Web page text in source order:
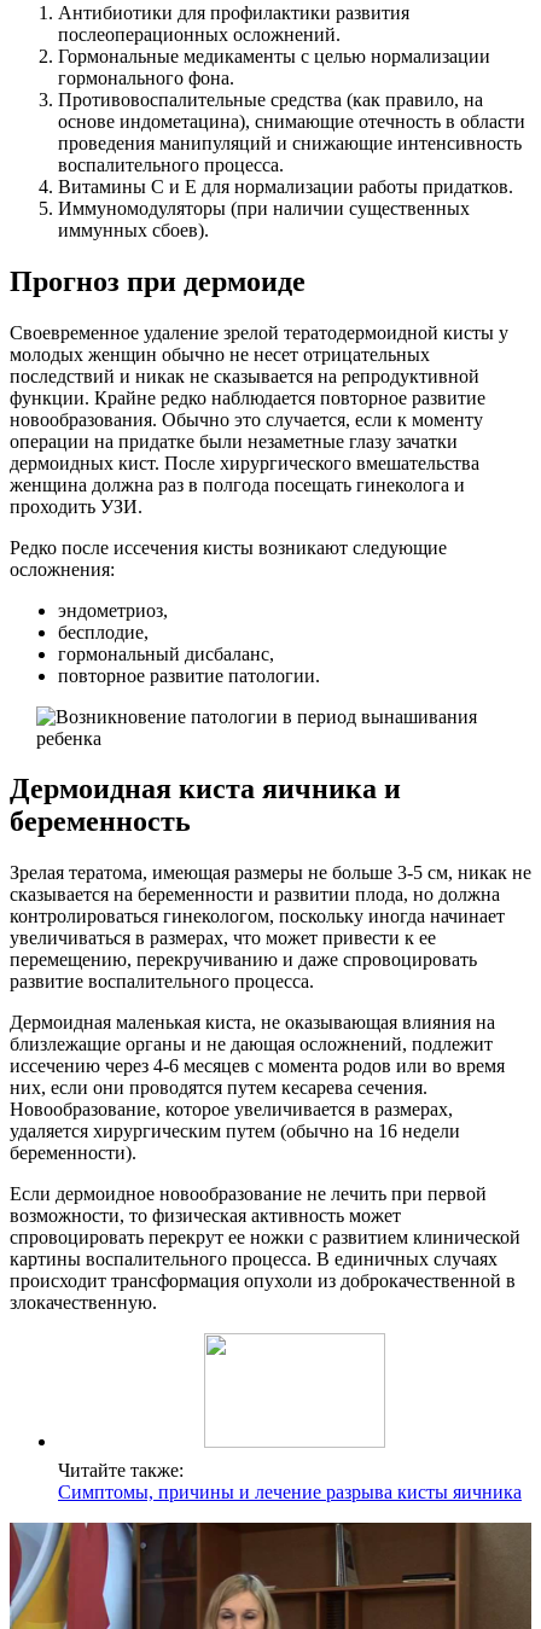
Антибиотики для профилактики развития
послеоперационных осложнений.
Гормональные медикаменты с целью нормализации
гормонального фона.
Противовоспалительные средства (как правило, на
основе индометацина), снимающие отечность в области
проведения манипуляций и снижающие интенсивность
воспалительного процесса.
Витамины С и Е для нормализации работы придатков.
Иммуномодуляторы (при наличии существенных
иммунных сбоев).
Прогноз при дермоиде
Своевременное удаление зрелой тератодермоидной кисты у
молодых женщин обычно не несет отрицательных
последствий и никак не сказывается на репродуктивной
функции. Крайне редко наблюдается повторное развитие
новообразования. Обычно это случается, если к моменту
операции на придатке были незаметные глазу зачатки
дермоидных кист. После хирургического вмешательства
женщина должна раз в полгода посещать гинеколога и
проходить УЗИ.
Редко после иссечения кисты возникают следующие
осложнения:
эндометриоз,
бесплодие,
гормональный дисбаланс,
повторное развитие патологии.
Дермоидная киста яичника и
беременность
Зрелая тератома, имеющая размеры не больше 3-5 см, никак не
сказывается на беременности и развитии плода, но должна
контролироваться гинекологом, поскольку иногда начинает
увеличиваться в размерах, что может привести к ее
перемещению, перекручиванию и даже спровоцировать
развитие воспалительного процесса.
Дермоидная маленькая киста, не оказывающая влияния на
близлежащие органы и не дающая осложнений, подлежит
иссечению через 4-6 месяцев с момента родов или во время
них, если они проводятся путем кесарева сечения.
Новообразование, которое увеличивается в размерах,
удаляется хирургическим путем (обычно на 16 недели
беременности).
Если дермоидное новообразование не лечить при первой
возможности, то физическая активность может
спровоцировать перекрут ее ножки с развитием клинической
картины воспалительного процесса. В единичных случаях
происходит трансформация опухоли из доброкачественной в
злокачественную.
Читайте также:
Симптомы, причины и лечение разрыва кисты яичника